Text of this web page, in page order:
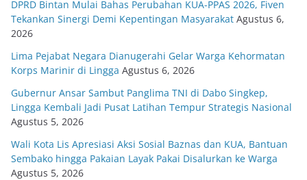
DPRD Bintan Mulai Bahas Perubahan KUA-PPAS 2026, Fiven
Tekankan Sinergi Demi Kepentingan Masyarakat Agustus 6,
2026
Lima Pejabat Negara Dianugerahi Gelar Warga Kehormatan
Korps Marinir di Lingga Agustus 6, 2026
Gubernur Ansar Sambut Panglima TNI di Dabo Singkep,
Lingga Kembali Jadi Pusat Latihan Tempur Strategis Nasional
Agustus 5, 2026
Wali Kota Lis Apresiasi Aksi Sosial Baznas dan KUA, Bantuan
Sembako hingga Pakaian Layak Pakai Disalurkan ke Warga
Agustus 5, 2026